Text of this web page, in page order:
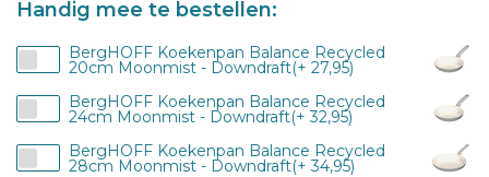
Handig mee te bestellen:
BergHOFF Koekenpan Balance Recycled
20cm Moonmist - Downdraft(+ 27,95)
BergHOFF Koekenpan Balance Recycled
24cm Moonmist - Downdraft(+ 32,95)
BergHOFF Koekenpan Balance Recycled
28cm Moonmist - Downdraft(+ 34,95)